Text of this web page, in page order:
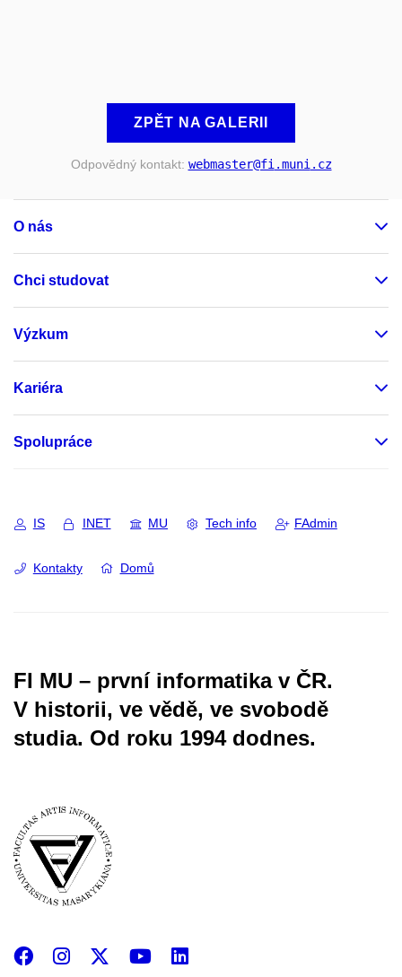
ZPĚT NA GALERII
Odpovědný kontakt: webmaster@fi .muni .cz
O nás
Chci studovat
Výzkum
Kariéra
Spolupráce
IS INET MU Tech info FAdmin
Kontakty Domů
FI MU – první informatika v ČR.
V historii, ve vědě, ve svobodě
studia. Od roku 1994 dodnes.
Facebook
InstagramYouTube
LinkedIn